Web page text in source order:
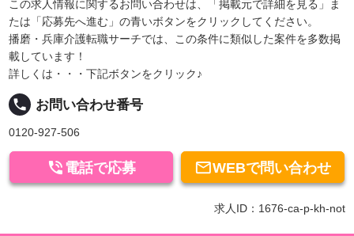
この求人情報に関するお問い合わせは、「掲載元で詳細を見る」ま
たは「応募先へ進む」の青いボタンをクリックしてください。
播磨・兵庫介護転職サーチでは、この条件に類似した案件を多数掲
載しています！
詳しくは・・・下記ボタンをクリック♪
local_phone お問い合わせ番号
0120-927-506
WEBで問い合わせ
 電話で応募
求人ID：1676-ca-p-kh-not